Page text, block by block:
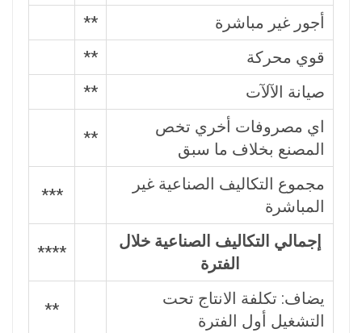
أجور غير مباشرة
**
قوي محركة
**
صيانة الآلآت
**
اي مصروفات أخري تخص
المصنع بخلاف ما سبق
**
مجموع التكاليف الصناعية غير
المباشرة
***
إجمالي التكاليف الصناعية خلال
الفترة
****
يضاف: تكلفة الانتاج تحت
التشغيل أول الفترة
**